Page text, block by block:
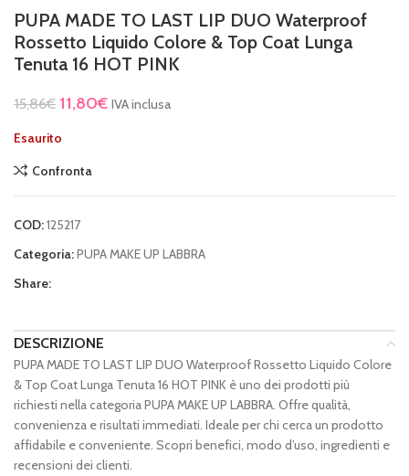
PUPA MADE TO LAST LIP DUO Waterproof
Rossetto Liquido Colore & Top Coat Lunga
Tenuta 16 HOT PINK
15,86€ 11,80€ IVA inclusa
Esaurito
Confronta
COD:125217
Categoria:PUPA MAKE UP LABBRA
Share:
DESCRIZIONE
PUPA MADE TO LAST LIP DUO Waterproof Rossetto Liquido Colore
& Top Coat Lunga Tenuta 16 HOT PINK è uno dei prodotti più
richiesti nella categoria PUPA MAKE UP LABBRA. Offre qualità,
convenienza e risultati immediati. Ideale per chi cerca un prodotto
affidabile e conveniente. Scopri benefici, modo d’uso, ingredienti e
recensioni dei clienti.